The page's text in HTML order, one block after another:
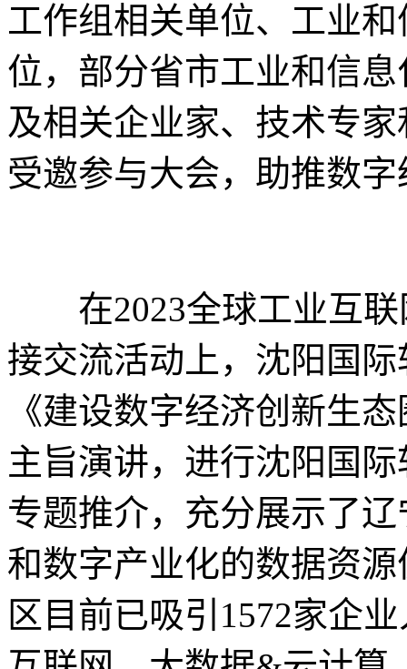
工作组相关单位、工业
位，部分省市工业和信
及相关企业家、技术专
受邀参与大会，助推数
在2023全球工业互联
接交流活动上，沈阳国
《建设数字经济创新生
主旨演讲，进行沈阳国
专题推介，充分展示了
和数字产业化的数据资
区目前已吸引1572家企